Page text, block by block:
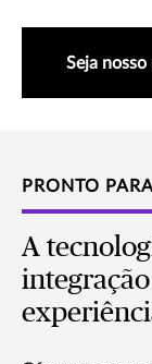
Seja
PRONTO
A